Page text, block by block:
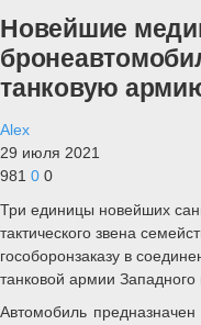
Новейшие
танковую
Alex
29 июля 2021
981 0 0
Три единицы новейших
тактического звена
гособоронзаказу в
танковой армии Западного
Автомобиль